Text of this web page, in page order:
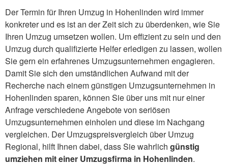
Der Termin für Ihren Umzug in Hohenlinden wird immer
konkreter und es ist an der Zeit sich zu überdenken, wie Sie
Ihren Umzug umsetzen wollen. Um effizient zu sein und den
Umzug durch qualifizierte Helfer erledigen zu lassen, wollen
Sie gern ein erfahrenes Umzugsunternehmen engagieren.
Damit Sie sich den umständlichen Aufwand mit der
Recherche nach einem günstigen Umzugsunternehmen in
Hohenlinden sparen, können Sie über uns mit nur einer
Anfrage verschiedene Angebote von seriösen
Umzugsunternehmen einholen und diese im Nachgang
vergleichen. Der Umzugspreisvergleich über Umzug
Regional, hilft Ihnen dabei, dass Sie wahrlich günstig
umziehen mit einer Umzugsfirma in Hohenlinden.